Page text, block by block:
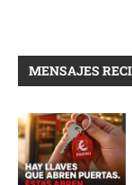
MENSAJES